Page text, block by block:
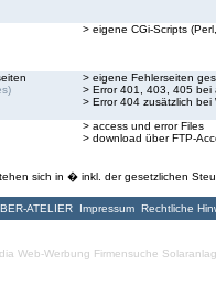
> eigene CGi-Scripts
> eigene Fehlerseiten
> Error 401, 403, 405 bei
> Error 404 zusätzlich bei
> access und error Files
> download über FTP-
sich in � inkl. der gesetzlichen
ATELIER Impressum Rechtliche
Web-Werbung Firmensuche